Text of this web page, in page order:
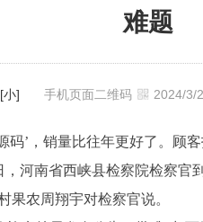
难题
[小] 手机页面二维码 2024/
码’，销量比往年更好了。顾
河南省西峡县检察院检察官
果农周翔宇对检察官说。